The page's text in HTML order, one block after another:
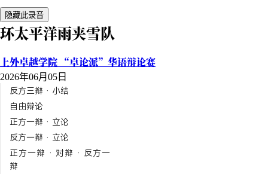
隐藏此录音
环太平洋雨夹雪队
上外卓越学院 “卓论派”华语辩论赛
2026年06月05日
反方三辩 · 小结
自由辩论
正方一辩 · 立论
反方一辩 · 立论
正方一辩 · 对辩 · 反方一
辩